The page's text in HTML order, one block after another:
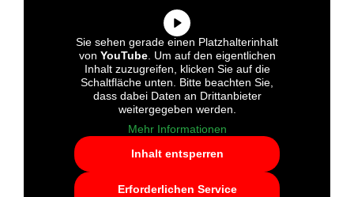
Sie sehen gerade einen Platzhalterinhalt
von YouTube. Um auf den eigentlichen
Inhalt zuzugreifen, klicken Sie auf die
Schaltfläche unten. Bitte beachten Sie,
dass dabei Daten an Drittanbieter
weitergegeben werden.
Mehr Informationen
Inhalt entsperren
Erforderlichen Service